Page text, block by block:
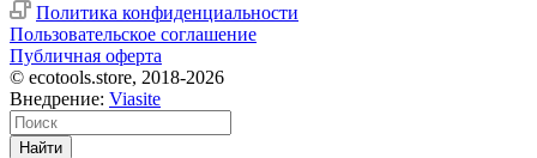
Политика конфиденциальности
Пользовательское соглашение
Публичная оферта
© ecotools.store, 2018-2026
Внедрение: Viasite
Найти